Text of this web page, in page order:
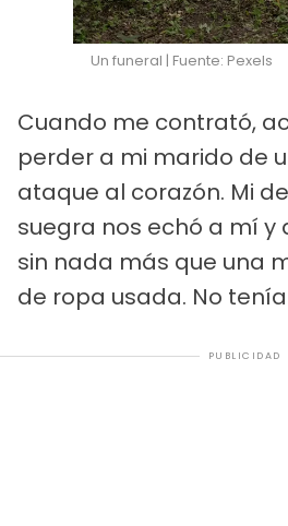
Un funeral | Fuente: Pexels
Cuando me contrató,
perder a mi marido de
ataque al corazón. Mi
suegra nos echó a mí y
sin nada más que una
de ropa usada. No
PUBLICIDAD